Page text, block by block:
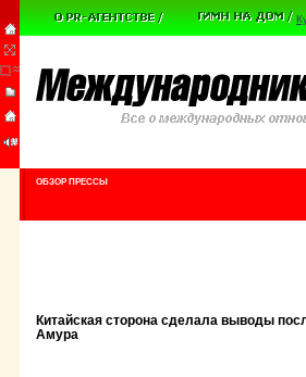
ОБЗОР ПРЕССЫ
Китайская сторона сделала выводы
Амура